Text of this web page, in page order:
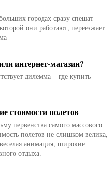
городах сразу спешат
они работают, переезжает
интернет-магазин?
дилемма – где купить
стоимости полетов
первенства самого массового
полетов не слишком велика,
анимация, широкие
отдыха.